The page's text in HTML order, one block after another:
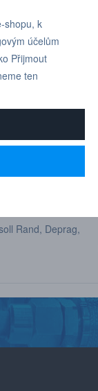
nebo pište
Rand, Deprag,
shopu, k
účelům
Přijmout
ten